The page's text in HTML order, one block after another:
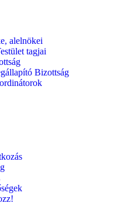
alelnökei
tagjai
Bizottság